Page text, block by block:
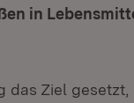
in
das Ziel